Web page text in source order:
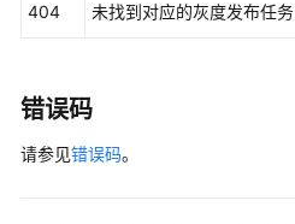
务
-
404 未找到对应的灰度发布任务
错误码
请参见错误码。